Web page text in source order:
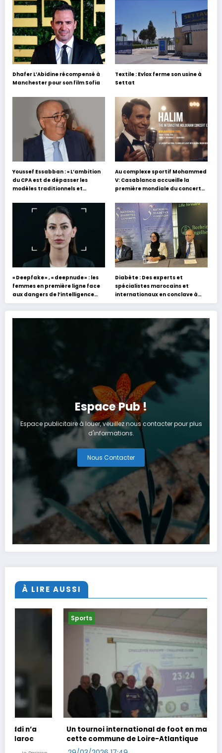
Dhafer L’Abidine récompensé à
Manchester pour son film Sofia
Textile : Evlox ferme son usine à
Settat
Youssef Essabban : « L’ambition
du CPA est de dépasser les
modèles traditionnels et
s’appuyant sur le partage des
expériences »
Au complexe sportif Mohammed
V: Casablanca accueille la
première mondiale du concert
Hafez
« Deepfake » , « deepnude » : les
femmes en première ligne face
aux dangers de l’intelligence
artificielle
Diabète : Des experts et
spécialistes marocains et
internationaux en conclave à
Tanger
Espace Pub !
Espace publicitaire à louer, veuillez nous contacter pour plus
d'informations.
Nous Contacter
À LIRE AUSSI
Un tournoi international de foot en marchant dans
cette commune de Loire-Atlantique